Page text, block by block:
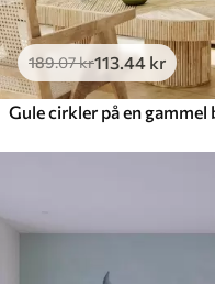
189.07kr113.44 kr
Gule cirkler på en gammel